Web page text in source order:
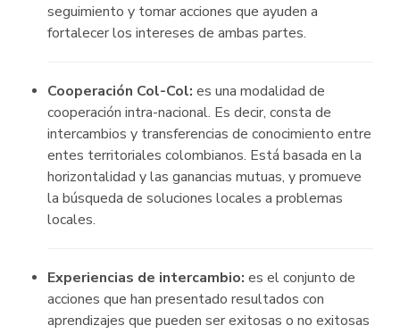
seguimiento y tomar acciones que ayuden a
fortalecer los intereses de ambas partes.
Cooperación Col-Col: es una modalidad de
cooperación intra-nacional. Es decir, consta de
intercambios y transferencias de conocimiento entre
entes territoriales colombianos. Está basada en la
horizontalidad y las ganancias mutuas, y promueve
la búsqueda de soluciones locales a problemas
locales.
Experiencias de intercambio: es el conjunto de
acciones que han presentado resultados con
aprendizajes que pueden ser exitosas o no exitosas